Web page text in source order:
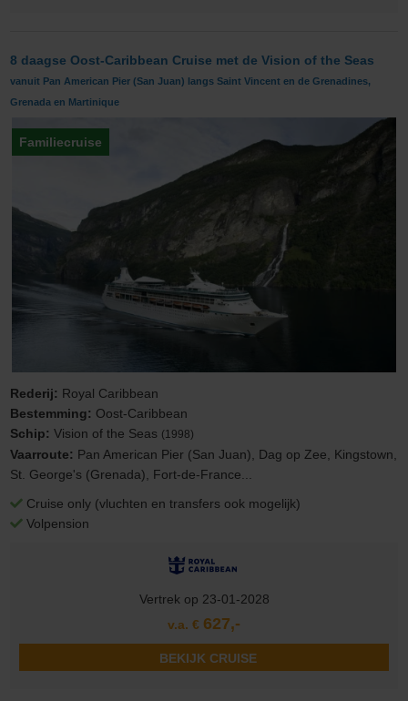
8 daagse Oost-Caribbean Cruise met de Vision of the Seas
vanuit Pan American Pier (San Juan) langs Saint Vincent en de Grenadines,
Grenada en Martinique
Familiecruise
Rederij: Royal Caribbean
Bestemming: Oost-Caribbean
Schip:Vision of the Seas (1998)
Vaarroute: Pan American Pier (San Juan), Dag op Zee, Kingstown,
St. George's (Grenada), Fort-de-France...
Cruise only (vluchten en transfers ook mogelijk)
Volpension
Vertrek op 23-01-2028
v.a. € 627,-
BEKIJK CRUISE